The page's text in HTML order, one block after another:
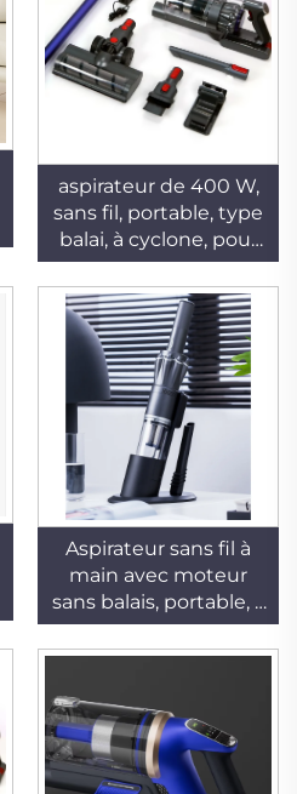
aspirateur de 400 W,
sans fil, portable, type
balai, à cyclone, pour
usage domestique,
adapté au nettoyage
des tapis et des poils
d’animaux
Aspirateur sans fil à
main avec moteur
sans balais, portable, à
forte aspiration et à
batterie rechargeable,
domestique et
automobile